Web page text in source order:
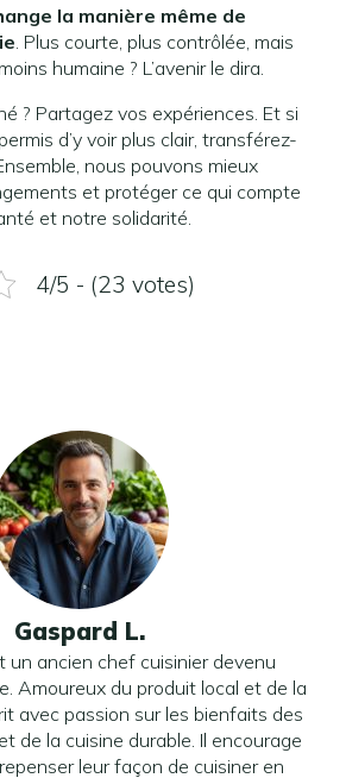
la manière même de
. Plus courte, plus contrôlée, mais
humaine ? L’avenir le dira.
? Partagez vos expériences. Et si
d’y voir plus clair, transférez-
nous pouvons mieux
et protéger ce qui compte
et notre solidarité.
4/5 - (23 votes)
Gaspard L.
un ancien chef cuisinier devenu
Amoureux du produit local et de la
avec passion sur les bienfaits des
de la cuisine durable. Il encourage
leur façon de cuisiner en